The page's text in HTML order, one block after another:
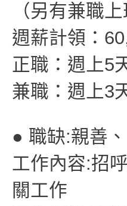
（另有兼職
週薪計領：
正職：週上5
兼職：週上3
● 職缺:親善
工作內容:招
關工作